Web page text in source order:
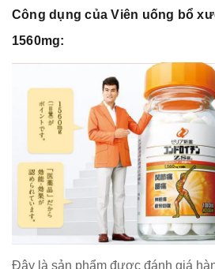
Công dụng của Viên uống bổ
1560mg:
Đây là sản phẩm được đánh giá